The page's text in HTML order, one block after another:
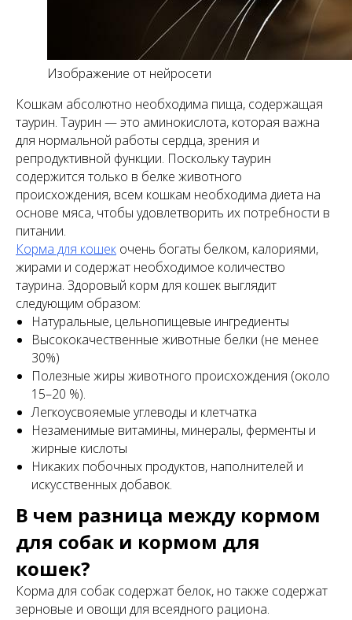
Изображение от нейросети
Кошкам абсолютно необходима пища, содержащая
таурин. Таурин — это аминокислота, которая важна
для нормальной работы сердца, зрения и
репродуктивной функции. Поскольку таурин
содержится только в белке животного
происхождения, всем кошкам необходима диета на
основе мяса, чтобы удовлетворить их потребности в
питании.
Корма для кошек очень богаты белком, калориями,
жирами и содержат необходимое количество
таурина. Здоровый корм для кошек выглядит
следующим образом:
Натуральные, цельнопищевые ингредиенты
Высококачественные животные белки (не менее
30%)
Полезные жиры животного происхождения (около
15–20 %).
Легкоусвояемые углеводы и клетчатка
Незаменимые витамины, минералы, ферменты и
жирные кислоты
Никаких побочных продуктов, наполнителей и
искусственных добавок.
В чем разница между кормом
для собак и кормом для
кошек?
Корма для собак содержат белок, но также содержат
зерновые и овощи для всеядного рациона.